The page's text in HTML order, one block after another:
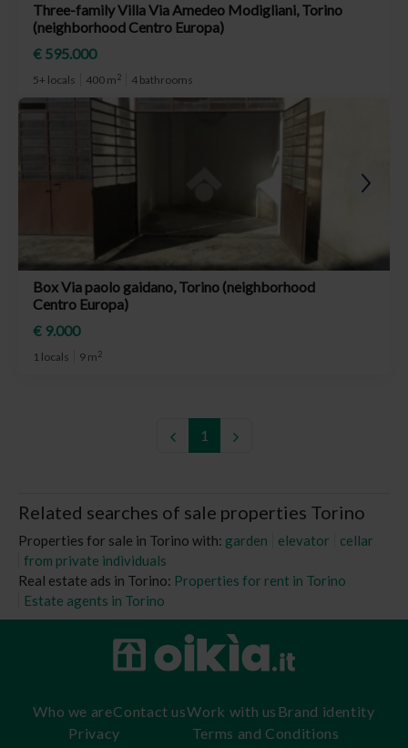
Three-family Villa Via Amedeo Modigliani, Torino
(neighborhood Centro Europa)
€ 595.000
5+ locals 400 m2 4 bathrooms
Box Via paolo gaidano, Torino (neighborhood
Centro Europa)
€ 9.000
1 locals 9 m2
1
Related searches of sale properties Torino
Properties for sale in Torino with: garden elevator
cellar
from private individuals
Real estate ads in Torino: Properties for rent in Torino
Estate agents in Torino
Who we areContact usWork with us Brand identity
Privacy
Terms and Conditions